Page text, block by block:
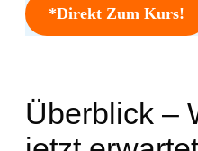
*Direkt Zum Kurs!
Überblick –